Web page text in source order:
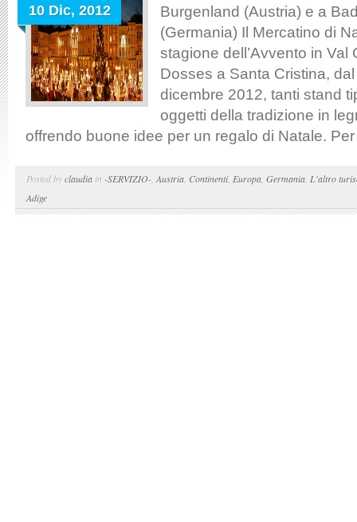
10 Dic, 2012
Burgenland (Austria) e a
(Germania) Il Mercatino di
stagione dell’Avvento in Val
Dosses a Santa Cristina,
dicembre 2012, tanti stand
oggetti della tradizione in
offrendo buone idee per un regalo di Natale. Per
Posted byclaudia in -SERVIZIO- Austria Continenti, Europa Germania L'altro
Adige